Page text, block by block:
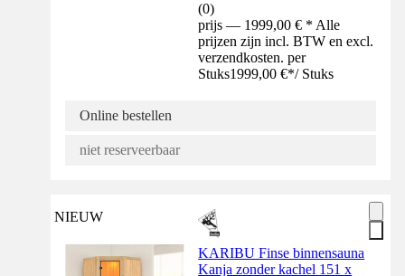
(0)
prijs — 1999,00 € * Alle
prijzen zijn incl. BTW en excl.
verzendkosten. per
Stuks1999,00 €*/ Stuks
Online bestellen
niet reserveerbaar
NIEUW
KARIBU Finse binnensauna
Kanja zonder kachel 151 x